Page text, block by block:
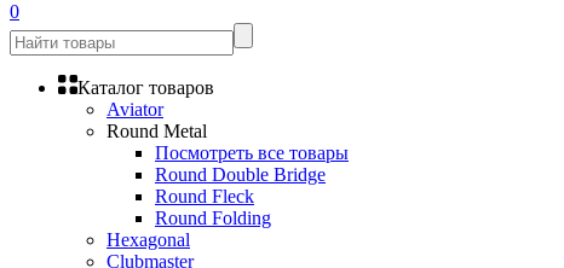
0
Каталог товаров
Aviator
Round Metal
Посмотреть все товары
Round Double Bridge
Round Fleck
Round Folding
Hexagonal
Clubmaster